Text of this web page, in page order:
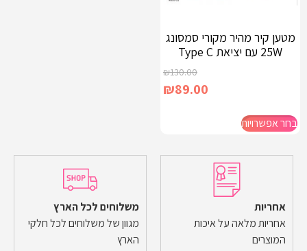
מטען קיר מהיר מקורי סמסונג
25W עם יציאת Type C
₪130.00
₪89.00
בחר אפשרויות
אחריות
אחריות מלאה על איכות
המוצרים
משלוחים לכל הארץ
מגוון של משלוחים לכל חלקי
הארץ